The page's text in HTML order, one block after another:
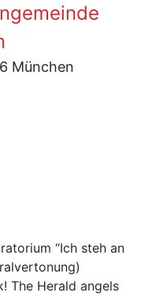
München
“Ich steh an
The Herald angels